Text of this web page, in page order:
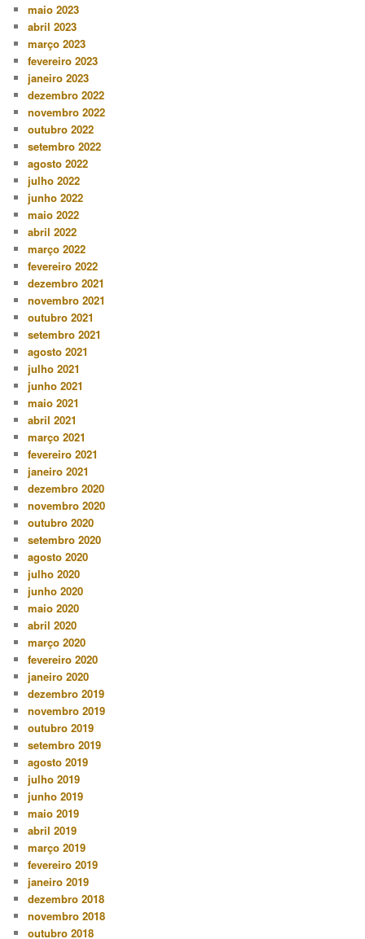
maio 2023
abril 2023
março 2023
fevereiro 2023
janeiro 2023
dezembro 2022
novembro 2022
outubro 2022
setembro 2022
agosto 2022
julho 2022
junho 2022
maio 2022
abril 2022
março 2022
fevereiro 2022
dezembro 2021
novembro 2021
outubro 2021
setembro 2021
agosto 2021
julho 2021
junho 2021
maio 2021
abril 2021
março 2021
fevereiro 2021
janeiro 2021
dezembro 2020
novembro 2020
outubro 2020
setembro 2020
agosto 2020
julho 2020
junho 2020
maio 2020
abril 2020
março 2020
fevereiro 2020
janeiro 2020
dezembro 2019
novembro 2019
outubro 2019
setembro 2019
agosto 2019
julho 2019
junho 2019
maio 2019
abril 2019
março 2019
fevereiro 2019
janeiro 2019
dezembro 2018
novembro 2018
outubro 2018